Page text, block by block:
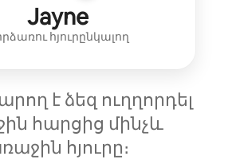
Jayne
հյուրընկալող
է ձեզ ուղղորդել
հարցից մինչև
հյուրը։